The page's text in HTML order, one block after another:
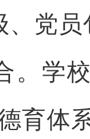
、党
。学
育体